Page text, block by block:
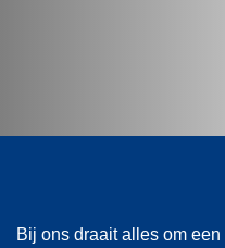
Bij ons draait alles om